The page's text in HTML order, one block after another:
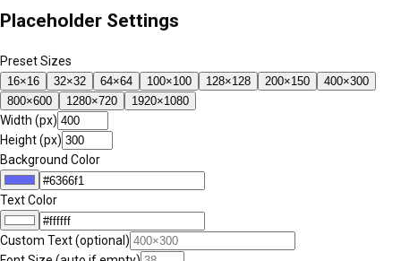
Placeholder Settings
Preset Sizes
16×16 32×32 64×64 100×100 128×128 200×150 400×300
800×600 1280×720 1920×1080
Width (px)
Height (px)
Background Color
Text Color
Custom Text (optional)